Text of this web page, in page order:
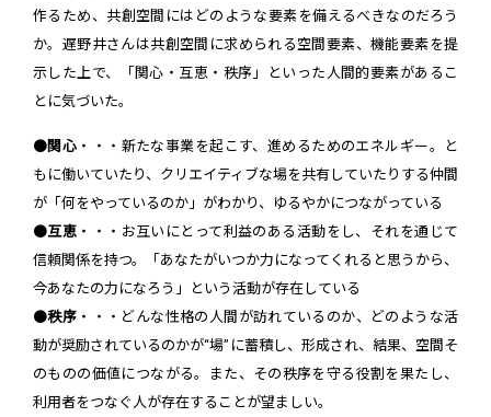
作るため、共創空間にはどのような要素を備えるべきなのだろう
か。遅野井さんは共創空間に求められる空間要素、機能要素を提
示した上で、「関心・互恵・秩序」といった人間的要素があるこ
とに気づいた。
●関心 ・・・新たな事業を起こす、進めるためのエネルギー。と
もに働いていたり、クリエイティブな場を共有していたりする仲間
が「何をやっているのか」がわかり、ゆるやかにつながっている
●互恵 ・・・お互いにとって利益のある活動をし、それを通じて
信頼関係を持つ。「あなたがいつか力になってくれると思うから、
今あなたの力になろう」という活動が存在している
●秩序 ・・・どんな性格の人間が訪れているのか、どのような活
動が奨励されているのかが“場”に蓄積し、形成され、結果、空間そ
のものの価値につながる。また、その秩序を守る役割を果たし、
利用者をつなぐ人が存在することが望ましい。